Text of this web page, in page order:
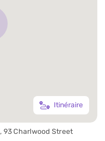
Itinéraire
93 Charlwood Street